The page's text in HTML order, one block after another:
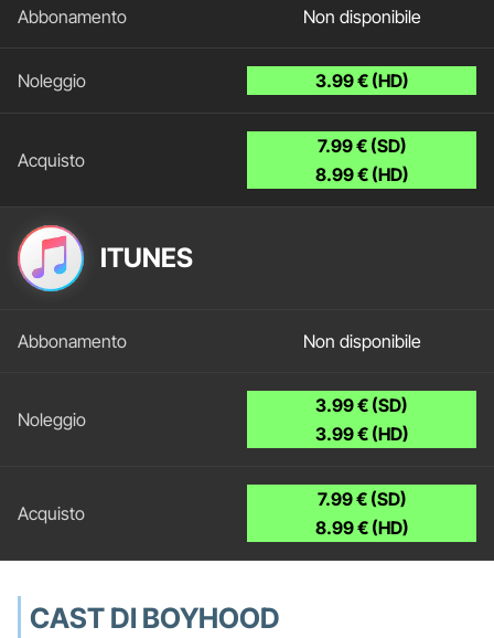
Non disponibile
3.99 € (HD)
7.99 € (SD)
8.99 € (HD)
ITUNES
Non disponibile
3.99 € (SD)
3.99 € (HD)
7.99 € (SD)
8.99 € (HD)
CAST DI BOYHOOD